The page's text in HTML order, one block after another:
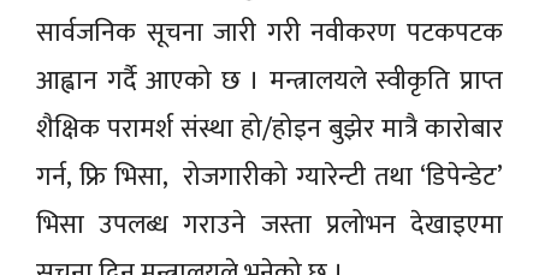
सार्वजनिक सूचना जारी गरी नवीकरण पटकपटक
आह्वान गर्दै आएको छ । मन्त्रालयले स्वीकृति प्राप्त
शैक्षिक परामर्श संस्था हो/होइन बुझेर मात्रै कारोबार
गर्न, फ्रि भिसा, रोजगारीको ग्यारेन्टी तथा ‘डिपेन्डेट’
भिसा उपलब्ध गराउने जस्ता प्रलोभन देखाइएमा